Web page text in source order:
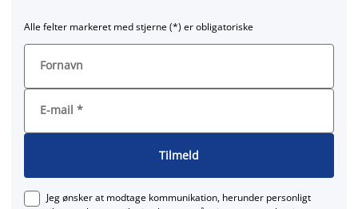
Alle felter markeret med stjerne (*) er obligatoriske
Fornavn
E-mail *
Tilmeld
Jeg ønsker at modtage kommunikation, herunder personligt